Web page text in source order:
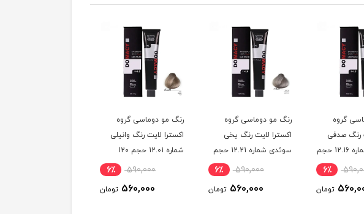
گروه
رنگ صدفی
مرواریدی شماره 12.16 حجم
6٪
تومان
رنگ مو دوماسی گروه
اکسترا لایت رنگ یخی
سوئدی شماره 12.21 حجم
590,000 6٪
560,000 تومان
رنگ مو دوماسی گروه
اکسترا لایت رنگ وانیلی
شماره 12.01 حجم 120
590,000 6٪
560,000 تومان